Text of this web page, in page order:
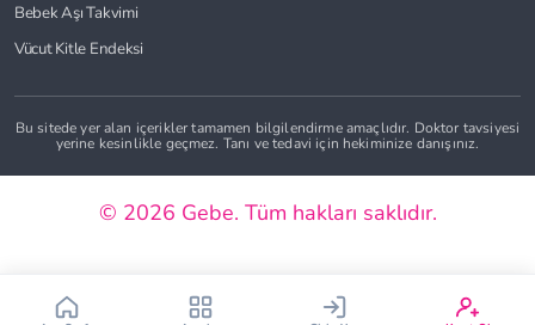
Bebek Aşı Takvimi
Vücut Kitle Endeksi
Bu sitede yer alan içerikler tamamen bilgilendirme amaçlıdır. Doktor tavsiyesi
yerine kesinlikle geçmez. Tanı ve tedavi için hekiminize danışınız.
© 2026 Gebe. Tüm hakları saklıdır.
Çin Takvimi
Bebek Burcu Bebek Aşı Takvimi